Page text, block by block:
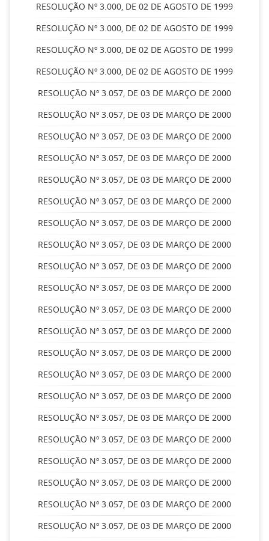
RESOLUÇÃO Nº 3.000, DE 02 DE AGOSTO DE 1999
RESOLUÇÃO Nº 3.000, DE 02 DE AGOSTO DE 1999
RESOLUÇÃO Nº 3.000, DE 02 DE AGOSTO DE 1999
RESOLUÇÃO Nº 3.000, DE 02 DE AGOSTO DE 1999
RESOLUÇÃO Nº 3.057, DE 03 DE MARÇO DE 2000
RESOLUÇÃO Nº 3.057, DE 03 DE MARÇO DE 2000
RESOLUÇÃO Nº 3.057, DE 03 DE MARÇO DE 2000
RESOLUÇÃO Nº 3.057, DE 03 DE MARÇO DE 2000
RESOLUÇÃO Nº 3.057, DE 03 DE MARÇO DE 2000
RESOLUÇÃO Nº 3.057, DE 03 DE MARÇO DE 2000
RESOLUÇÃO Nº 3.057, DE 03 DE MARÇO DE 2000
RESOLUÇÃO Nº 3.057, DE 03 DE MARÇO DE 2000
RESOLUÇÃO Nº 3.057, DE 03 DE MARÇO DE 2000
RESOLUÇÃO Nº 3.057, DE 03 DE MARÇO DE 2000
RESOLUÇÃO Nº 3.057, DE 03 DE MARÇO DE 2000
RESOLUÇÃO Nº 3.057, DE 03 DE MARÇO DE 2000
RESOLUÇÃO Nº 3.057, DE 03 DE MARÇO DE 2000
RESOLUÇÃO Nº 3.057, DE 03 DE MARÇO DE 2000
RESOLUÇÃO Nº 3.057, DE 03 DE MARÇO DE 2000
RESOLUÇÃO Nº 3.057, DE 03 DE MARÇO DE 2000
RESOLUÇÃO Nº 3.057, DE 03 DE MARÇO DE 2000
RESOLUÇÃO Nº 3.057, DE 03 DE MARÇO DE 2000
RESOLUÇÃO Nº 3.057, DE 03 DE MARÇO DE 2000
RESOLUÇÃO Nº 3.057, DE 03 DE MARÇO DE 2000
RESOLUÇÃO Nº 3.057, DE 03 DE MARÇO DE 2000